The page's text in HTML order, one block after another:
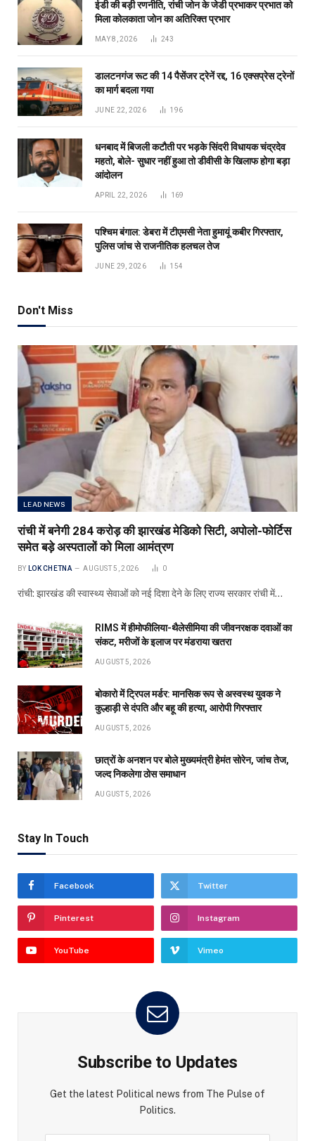
ईडी की बड़ी रणनीति, रांची जोन के जेडी प्रभाकर प्रभात को
मिला कोलकाता जोन का अतिरिक्त प्रभार
MAY 8, 2026 243
डालटनगंज रूट की 14 पैसेंजर ट्रेनें रद्द, 16 एक्सप्रेस ट्रेनों
का मार्ग बदला गया
JUNE 22, 2026 196
धनबाद में बिजली कटौती पर भड़के सिंदरी विधायक चंद्रदेव
महतो, बोले- सुधार नहीं हुआ तो डीवीसी के खिलाफ होगा बड़ा
आंदोलन
APRIL 22, 2026 169
पश्चिम बंगाल: डेबरा में टीएमसी नेता हुमायूं कबीर गिरफ्तार,
पुलिस जांच से राजनीतिक हलचल तेज
JUNE 29, 2026 154
Don't Miss
LEAD NEWS
रांची में बनेगी 284 करोड़ की झारखंड मेडिको सिटी, अपोलो-फोर्टिस
समेत बड़े अस्पतालों को मिला आमंत्रण
BY LOK CHETNA AUGUST 5, 2026 0
रांची: झारखंड की स्वास्थ्य सेवाओं को नई दिशा देने के लिए राज्य सरकार रांची में…
RIMS में हीमोफीलिया-थैलेसीमिया की जीवनरक्षक दवाओं का
संकट, मरीजों के इलाज पर मंडराया खतरा
AUGUST 5, 2026
बोकारो में ट्रिपल मर्डर: मानसिक रूप से अस्वस्थ युवक ने
कुल्हाड़ी से दंपति और बहू की हत्या, आरोपी गिरफ्तार
AUGUST 5, 2026
छात्रों के अनशन पर बोले मुख्यमंत्री हेमंत सोरेन, जांच तेज,
जल्द निकलेगा ठोस समाधान
AUGUST 5, 2026
Stay In Touch
Facebook Twitter
Pinterest Instagram
YouTube Vimeo
Subscribe to Updates
Get the latest Political news from The Pulse of
Politics.